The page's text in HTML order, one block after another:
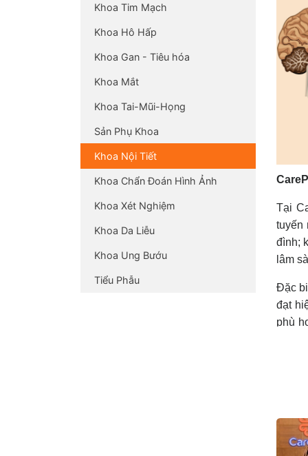
Tại
tuyến
đình;
lâm
Đặc
đạt
phù
Khoa Tim Mạch
Khoa Hô Hấp
Khoa Gan - Tiêu hóa
Khoa Mắt
Khoa Tai-Mũi-Họng
Sản Phụ Khoa
Khoa Nội Tiết
Khoa Chẩn Đoán Hình Ảnh
Khoa Xét Nghiệm
Khoa Da Liễu
Khoa Ung Bướu
Tiểu Phẫu